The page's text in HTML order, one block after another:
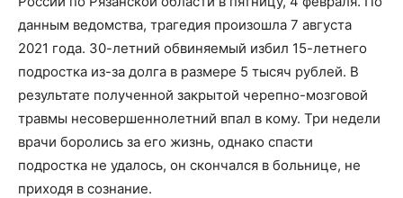
данным ведомства, трагедия произошла 7 августа
2021 года. 30-летний обвиняемый избил 15-летнего
подростка из-за долга в размере 5 тысяч рублей. В
результате полученной закрытой черепно-мозговой
травмы несовершеннолетний впал в кому. Три недели
врачи боролись за его жизнь, однако спасти
подростка не удалось, он скончался в больнице, не
приходя в сознание.